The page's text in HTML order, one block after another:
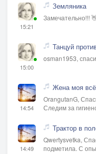
15:21
Земляника
Замечательно!!!
15:00
Танцуй
osman1953,
14:54
Жена моя
OrangutanG,
Следим за
14:49
Трактор в
Qwertysvetka,
подметила. С